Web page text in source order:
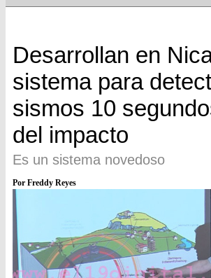
Desarrollan en
sistema para
sismos 10
del impacto
Es un sistema novedoso
Por Freddy Reyes